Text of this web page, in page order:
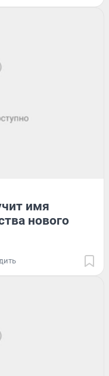
имя
нового